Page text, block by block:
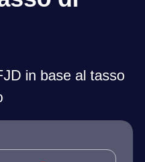
in base al tasso